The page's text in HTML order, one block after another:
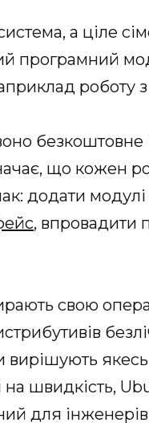
а ціле
програмний
роботу з
безкоштовне
що кожен
додати
, впровадити
свою
вирішують
швидкість,
для